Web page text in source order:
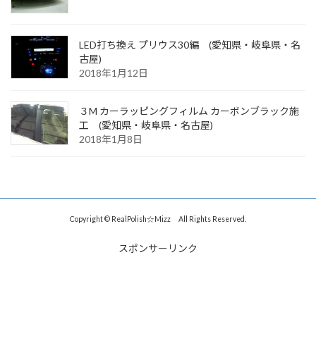
LED打ち換え プリウス30編 (愛知県・岐阜県・名
古屋)
2018年1月12日
３M カーラッピングフィルム カーボンブラック施
工 (愛知県・岐阜県・名古屋)
2018年1月8日
Copyright © RealPolish☆Mizz All Rights Reserved.
スポンサーリンク